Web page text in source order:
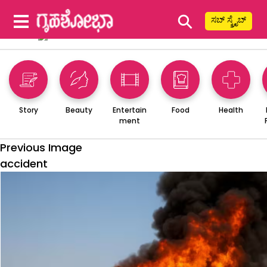
⚲ ಸಬ್ ಸ್ಕ್ರೈಬ್
Story Beauty
Entertain
ment
Food Health
Previous Image
accident